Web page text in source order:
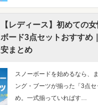
【レディース】初めての
ボード3点セットおすすめ
安まとめ
スノーボードを始めるなら、
ング・ブーツが揃った「3点
め。一式揃っていればす…